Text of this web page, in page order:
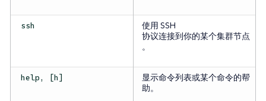
ssh
使用 SSH
协议连接到你的某个集群节点
。
help, [h]
显示命令列表或某个命令的帮
助。